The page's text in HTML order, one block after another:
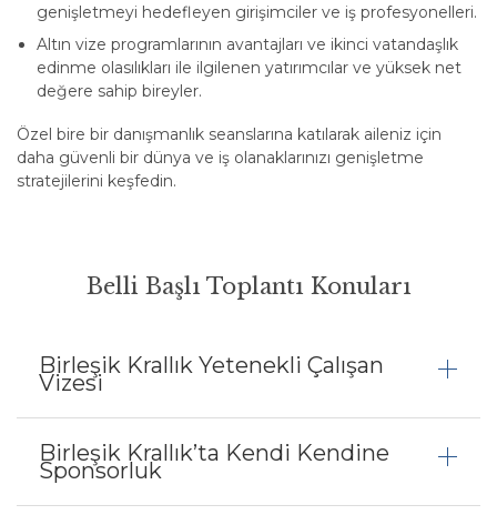
genişletmeyi hedefleyen girişimciler ve iş profesyonelleri.
Altın vize programlarının avantajları ve ikinci vatandaşlık
edinme olasılıkları ile ilgilenen yatırımcılar ve yüksek net
değere sahip bireyler.
Özel bire bir danışmanlık seanslarına katılarak aileniz için
daha güvenli bir dünya ve iş olanaklarınızı genişletme
stratejilerini keşfedin.
Belli Başlı Toplantı Konuları
Birleşik Krallık Yetenekli Çalışan
Vizesi
Birleşik Krallık’ta Kendi Kendine
Sponsorluk